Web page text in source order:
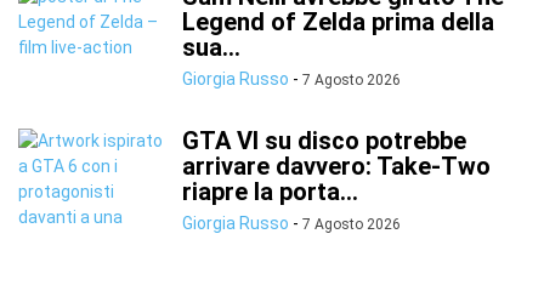
Legend of Zelda prima della
sua...
Giorgia Russo - 7 Agosto 2026
GTA VI su disco potrebbe
arrivare davvero: Take-Two
riapre la porta...
Giorgia Russo - 7 Agosto 2026